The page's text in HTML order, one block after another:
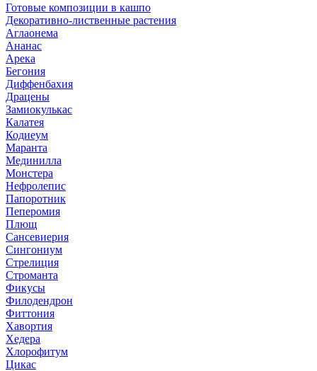
Готовые композиции в кашпо
Декоративно-лиственные растения
Аглаонема
Ананас
Арека
Бегония
Диффенбахия
Драцены
Замиокулькас
Калатея
Кодиеум
Маранта
Мединилла
Монстера
Нефролепис
Папоротник
Пеперомия
Плющ
Сансевиерия
Сингониум
Стрелиция
Строманта
Фикусы
Филодендрон
Фиттония
Хавортия
Хедера
Хлорофитум
Цикас